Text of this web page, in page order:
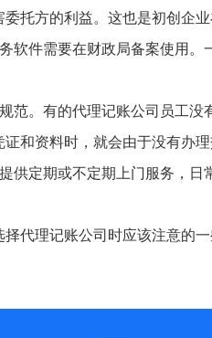
托方的利益。这也是初创企
软件需要在财政局备案使用
范。有的代理记账公司员工
和资料时，就会由于没有办
供定期或不定期上门服务，
代理记账公司时应该注意的